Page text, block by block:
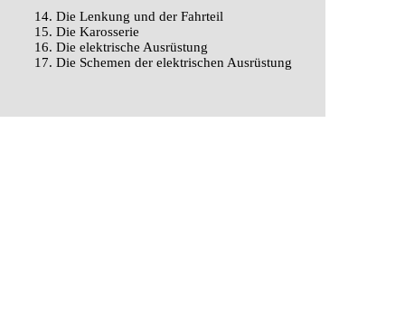
14. Die Lenkung und der Fahrteil
15. Die Karosserie
16. Die elektrische Ausrüstung
17. Die Schemen der elektrischen Ausrüstung